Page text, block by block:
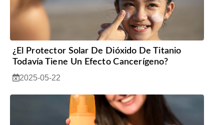
¿El Protector Solar De Dióxido De Titanio
Todavía Tiene Un Efecto Cancerígeno?
2025-05-22